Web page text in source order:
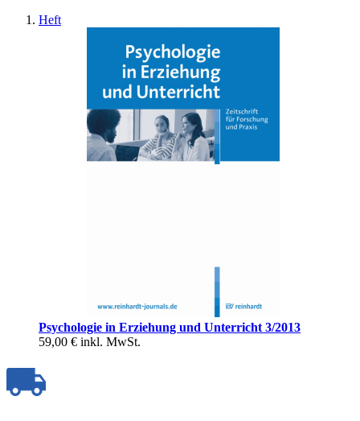
Heft
Psychologie in Erziehung und Unterricht 3/2013
59,00 € inkl. MwSt.